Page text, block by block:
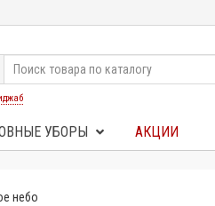
УБОРЫ АКЦИИ
небо